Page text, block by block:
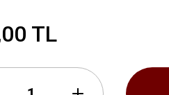
TL